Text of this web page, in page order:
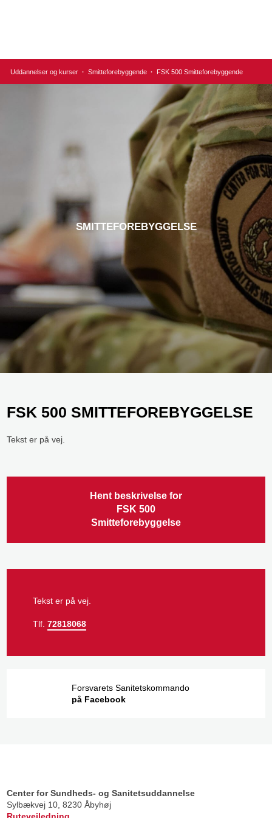
Uddannelser og kurser · Smitteforebyggende · FSK 500 Smitteforebyggende
SMITTEFOREBYGGELSE
​FSK 500 SMITTEFOREBYGGELSE​
Tekst er på vej.​
Hent beskrivelse for
​FSK 500
Smitteforebyggelse
Tekst er på vej.​​
Tlf. 72818068
Forsvarets Sanitetskommando
på Facebook​
Center for Sundheds- og Sanitetsuddannelse
​Sylbækvej 10, 8230 Åbyhøj
Rutevejledning